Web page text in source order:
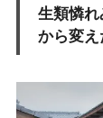
生類憐
から変え